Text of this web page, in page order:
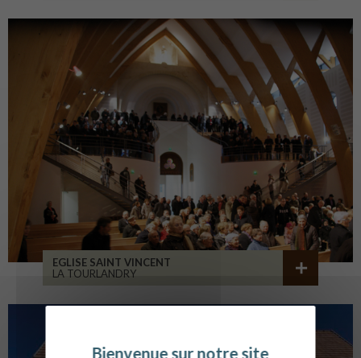
EGLISE SAINT VINCENT
LA TOURLANDRY